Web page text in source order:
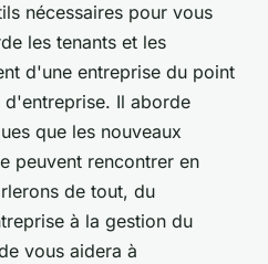
nécessaires pour vous
les tenants et les
d'une entreprise du point
Il aborde
que les nouveaux
peuvent rencontrer en
de tout, du
à la gestion du
vous aidera à